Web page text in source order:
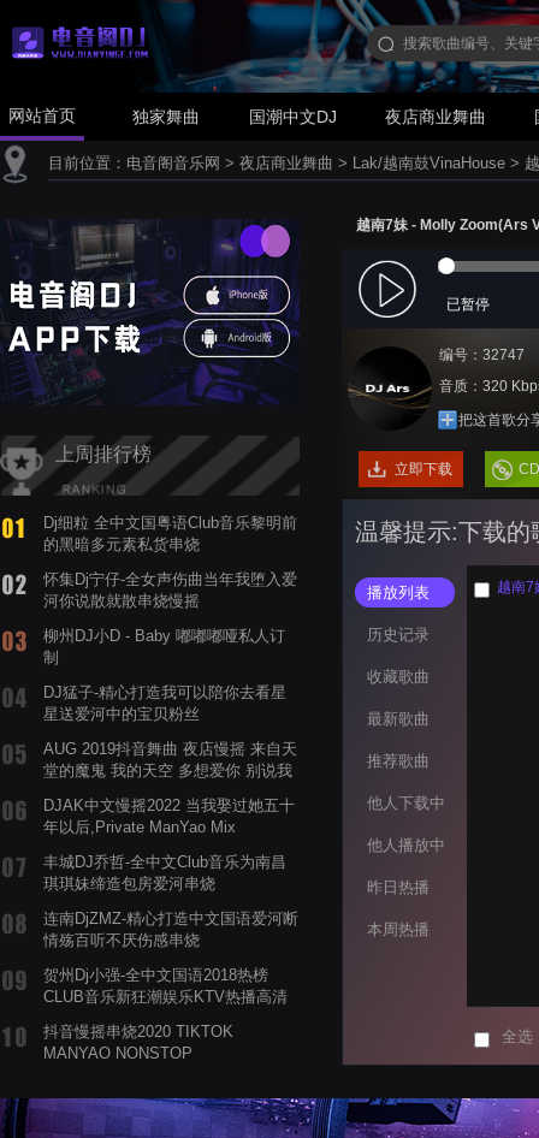
网站首页 独家舞曲 国潮中文DJ 夜店商业舞曲
目前位置： 电音阁音乐网 > 夜店商业舞曲 > Lak/越南鼓VinaHouse >
上周排行榜
Dj细粒 全中文国粤语Club音乐黎明前
的黑暗多元素私货串烧
怀集Dj宁仔-全女声伤曲当年我堕入爱
河你说散就散串烧慢摇
柳州DJ小D - Baby 嘟嘟嘟哑私人订
制
DJ猛子-精心打造我可以陪你去看星
星送爱河中的宝贝粉丝
AUG 2019抖音舞曲 夜店慢摇 来自天
堂的魔鬼 我的天空 多想爱你 别说我
DJAK中文慢摇2022 当我娶过她五十
年以后,Private ManYao Mix
丰城DJ乔哲-全中文Club音乐为南昌
琪琪妹缔造包房爱河串烧
连南DjZMZ-精心打造中文国语爱河断
情殇百听不厌伤感串烧
贺州Dj小强-全中文国语2018热榜
CLUB音乐新狂潮娱乐KTV热播高清
抖音慢摇串烧2020 TIKTOK
MANYAO NONSTOP
蝉爸爸妈妈爱存在夏天的风是想你的
声音啊
越南7妹 - Molly Zoom(Ars
已暂停
编号：32747
音质：320
把这首歌分
立即下载
温馨提示:下载的
播放列表
历史记录
收藏歌曲
最新歌曲
推荐歌曲
他人下载中
他人播放中
昨日热播
本周热播
越南7
全选